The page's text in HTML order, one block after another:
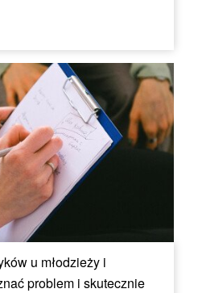
u młodzieży i
problem i skutecznie